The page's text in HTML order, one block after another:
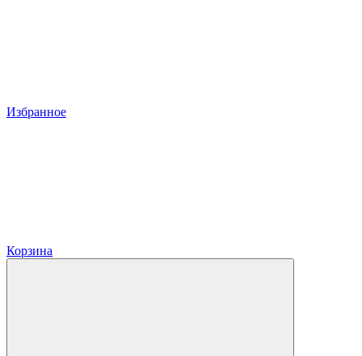
Избранное
Корзина